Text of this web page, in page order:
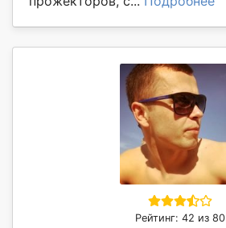
Рейтинг: 42 из 80